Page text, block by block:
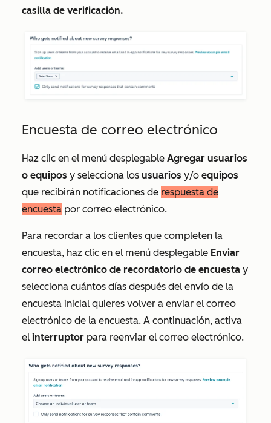
casilla de verificación.
Encuesta de correo electrónico
Haz clic en el menú desplegable Agregar usuarios
o equipos y selecciona los usuarios y/o equipos
que recibirán notificaciones de respuesta de
encuesta por correo electrónico.
Para recordar a los clientes que completen la
encuesta, haz clic en el menú desplegable Enviar
correo electrónico de recordatorio de encuesta y
selecciona cuántos días después del envío de la
encuesta inicial quieres volver a enviar el correo
electrónico de la encuesta. A continuación, activa
el interruptor para reenviar el correo electrónico.